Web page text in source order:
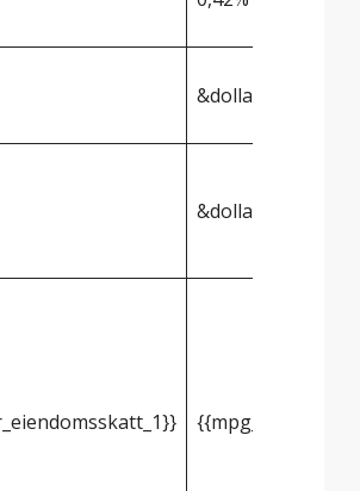
&dollar;310 782
&dollar;1 305